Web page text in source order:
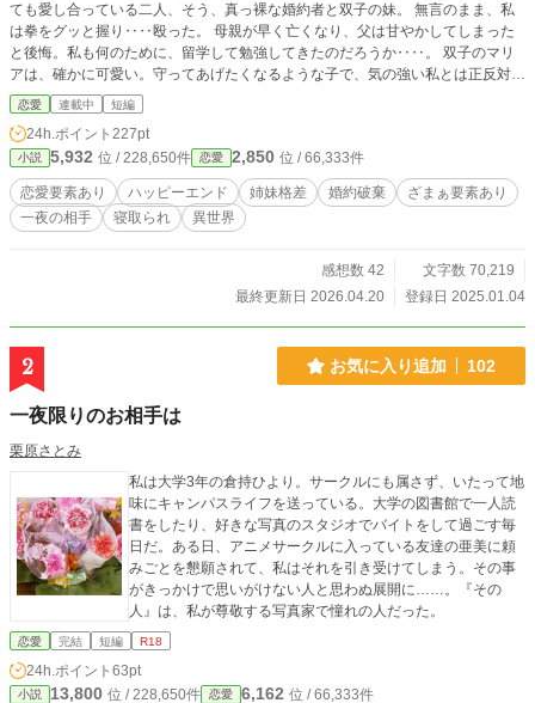
ても愛し合っている二人、そう、真っ裸な婚約者と双子の妹。 無言のまま、私
は拳をグッと握り‥‥殴った。 母親が早く亡くなり、父は甘やかしてしまった
と後悔。私も何のために、留学して勉強してきたのだろうか‥‥。 双子のマリ
アは、確かに可愛い。守ってあげたくなるような子で、気の強い私とは正反対な
のだから。 婚約者であるルノーとは幼馴染でもあった。 気兼ねなく話せて、私
を理解してくれているのだと信じていたが‥‥。 キンタ⚫︎潰れやがれこのやろ
い！！！ 小さな頃、前世の夢をよく見ていた。 「一人でも生きていけそう」
「俺より稼いでる」 「可愛げない」 そう、いつも男性達の隣りには自分とは正
反対の彼女達だった。 幼馴染であるルノーは違う。そう信じてたのに‥‥ 婚約
破棄後、パーティーに参加した私は笑い者にされる。 双子の妹に寝取られた姉
だ、と。 こうなったら、もう食うしかない！！！ そう食べ、飲みまくっていた
恋愛 連載中 短編
24h.ポイント 227pt
小説 5,932 位 / 228,650件 恋愛 2,850 位 / 66,333件
恋愛要素あり ハッピーエンド 姉妹格差 婚約破棄
ざまぁ要素あり
一夜の相手
寝取られ 異世界
感想数 42
文字数 70,219
最終更新日 2026.04.20
登録日 2025.01.04
2 お気に入り追加 102
一夜限りのお相手は
栗原さとみ
私は大学3年の倉持ひより。サークルにも属さず、いたって地
味にキャンパスライフを送っている。大学の図書館で一人読
書をしたり、好きな写真のスタジオでバイトをして過ごす毎
日だ。ある日、アニメサークルに入っている友達の亜美に頼
みごとを懇願されて、私はそれを引き受けてしまう。その事
がきっかけで思いがけない人と思わぬ展開に……。『その
人』は、私が尊敬する写真家で憧れの人だった。
恋愛 完結 短編 R18
24h.ポイント 63pt
小説 13,800 位 / 228,650件 恋愛 6,162 位 / 66,333件